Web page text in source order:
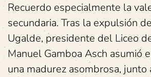
Recuerdo especialmente la
secundaria. Tras la expulsión
Ugalde, presidente del Liceo
Manuel Gamboa Asch asumió
una madurez asombrosa,